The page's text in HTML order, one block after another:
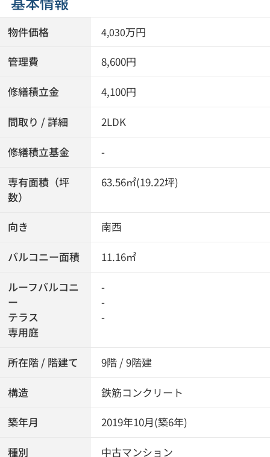
物件価格 4,030万円
管理費 8,600円
修繕積立金 4,100円
間取り / 詳細 2LDK
修繕積立基金 -
専有面積（坪
数）
63.56㎡(19.22坪)
向き 南西
バルコニー面積 11.16㎡
ルーフバルコニ
ー
テラス
専用庭
-
-
-
所在階 / 階建て 9階 / 9階建
構造 鉄筋コンクリート
築年月 2019年10月(築6年)
種別 中古マンション